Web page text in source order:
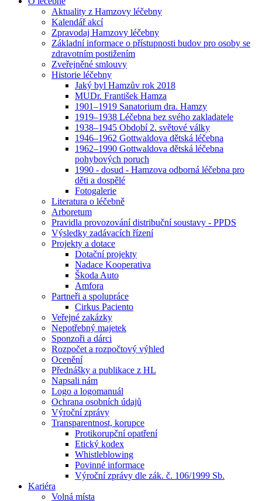
Aktuality z Hamzovy léčebny
Kalendář akcí
Zpravodaj Hamzovy léčebny
Základní informace o přístupnosti budov pro osoby se
zdravotním postižením
Zveřejněné smlouvy
Historie léčebny
Jaký byl Hamzův rok 2018
MUDr. František Hamza
1901–1919 Sanatorium dra. Hamzy
1919–1938 Léčebna bez svého zakladatele
1938–1945 Období 2. světové války
1946–1962 Gottwaldova dětská léčebna
1962–1990 Gottwaldova dětská léčebna
pohybových poruch
1990 - dosud - Hamzova odborná léčebna pro
děti a dospělé
Fotogalerie
Literatura o léčebně
Arboretum
Pravidla provozování distribuční soustavy - PPDS
Výsledky zadávacích řízení
Projekty a dotace
Dotační projekty
Nadace Kooperativa
Škoda Auto
Amfora
Partneři a spolupráce
Cirkus Paciento
Veřejné zakázky
Nepotřebný majetek
Sponzoři a dárci
Rozpočet a rozpočtový výhled
Ocenění
Přednášky a publikace z HL
Napsali nám
Logo a logomanuál
Ochrana osobních údajů
Výroční zprávy
Transparentnost, korupce
Protikorupční opatření
Etický kodex
Whistleblowing
Povinné informace
Výroční zprávy dle zák. č. 106/1999 Sb.
Kariéra
Volná místa